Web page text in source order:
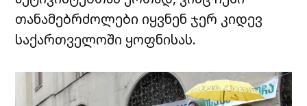
თანამებრძოლები იყვნენ ჯერ კიდევ
საქართველოში ყოფნისას.